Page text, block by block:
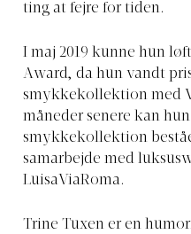
ting at fejre for tiden.
I maj 2019 kunne hun
Award, da hun vandt
smykkekollektion med
måneder senere kan
smykkekollektion
samarbejde med
LuisaViaRoma.
Trine Tuxen er en